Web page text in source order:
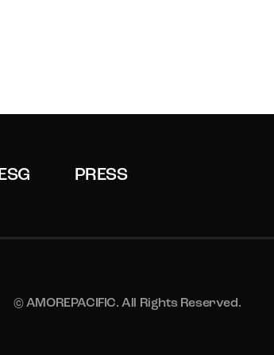
ESG PRESS
© AMOREPACIFIC. All Rights Reserved.